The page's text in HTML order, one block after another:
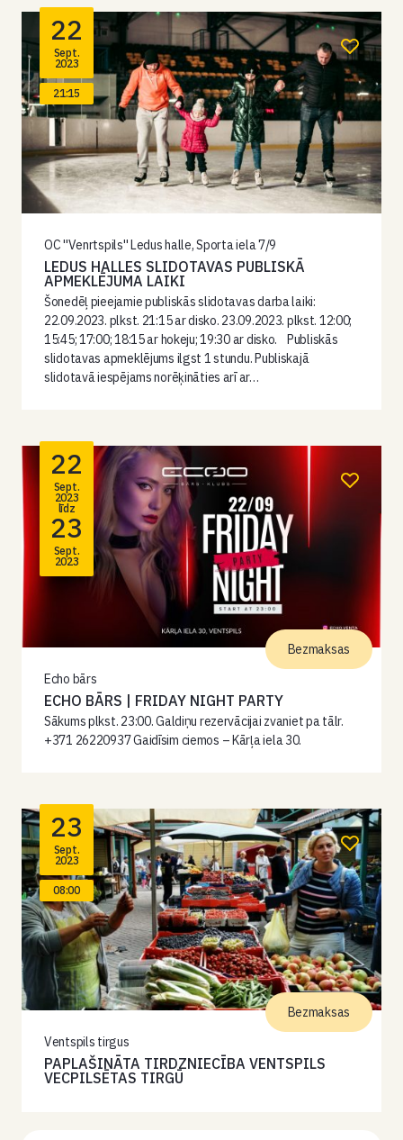
22
Sept.
2023
21:15
OC ''Venrtspils'' Ledus halle, Sporta iela 7/9
LEDUS HALLES SLIDOTAVAS PUBLISKĀ
APMEKLĒJUMA LAIKI
Šonedēļ pieejamie publiskās slidotavas darba laiki:
22.09.2023. plkst. 21:15 ar disko. 23.09.2023. plkst. 12:00;
15:45; 17:00; 18:15 ar hokeju; 19:30 ar disko. Publiskās
slidotavas apmeklējums ilgst 1 stundu. Publiskajā
slidotavā iespējams norēķināties arī ar…
22
Sept.
2023
līdz
23
Sept.
2023
Echo bārs
ECHO BĀRS | FRIDAY NIGHT PARTY
Sākums plkst. 23:00. Galdiņu rezervācijai zvaniet pa tālr.
+371 26220937 Gaidīsim ciemos – Kārļa iela 30.
Bezmaksas
23
Sept.
2023
08:00
Ventspils tirgus
PAPLAŠINĀTA TIRDZNIECĪBA VENTSPILS
VECPILSĒTAS TIRGŪ
Bezmaksas